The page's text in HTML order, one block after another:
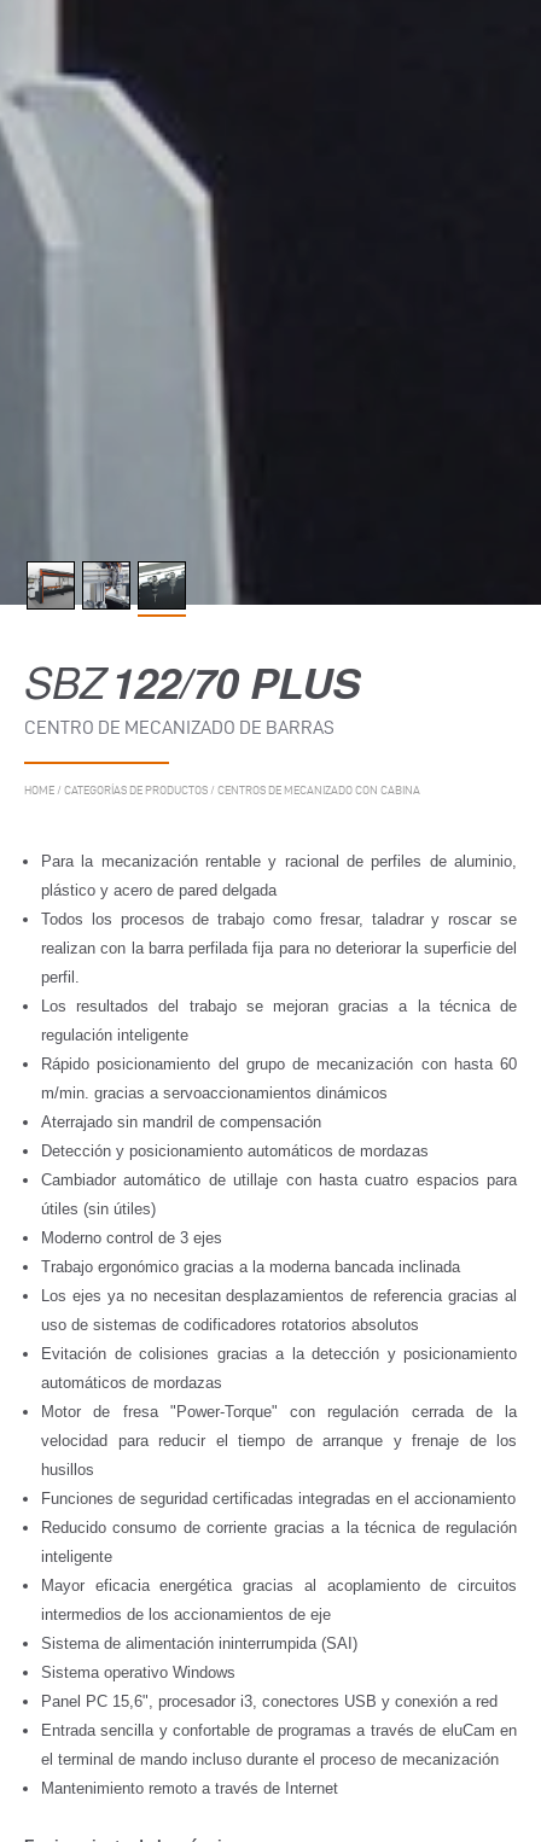
SBZ122/70 PLUS
CENTRO DE MECANIZADO DE BARRAS
HOME / CATEGORÍAS DE PRODUCTOS / CENTROS DE MECANIZADO CON CABINA
Para la mecanización rentable y racional de perfiles de aluminio,
plástico y acero de pared delgada
Todos los procesos de trabajo como fresar, taladrar y roscar se
realizan con la barra perfilada fija para no deteriorar la superficie del
perfil.
Los resultados del trabajo se mejoran gracias a la técnica de
regulación inteligente
Rápido posicionamiento del grupo de mecanización con hasta 60
m/min. gracias a servoaccionamientos dinámicos
Aterrajado sin mandril de compensación
Detección y posicionamiento automáticos de mordazas
Cambiador automático de utillaje con hasta cuatro espacios para
útiles (sin útiles)
Moderno control de 3 ejes
Trabajo ergonómico gracias a la moderna bancada inclinada
Los ejes ya no necesitan desplazamientos de referencia gracias al
uso de sistemas de codificadores rotatorios absolutos
Evitación de colisiones gracias a la detección y posicionamiento
automáticos de mordazas
Motor de fresa "Power-Torque" con regulación cerrada de la
velocidad para reducir el tiempo de arranque y frenaje de los
husillos
Funciones de seguridad certificadas integradas en el accionamiento
Reducido consumo de corriente gracias a la técnica de regulación
inteligente
Mayor eficacia energética gracias al acoplamiento de circuitos
intermedios de los accionamientos de eje
Sistema de alimentación ininterrumpida (SAI)
Sistema operativo Windows
Panel PC 15,6", procesador i3, conectores USB y conexión a red
Entrada sencilla y confortable de programas a través de eluCam en
el terminal de mando incluso durante el proceso de mecanización
Mantenimiento remoto a través de Internet